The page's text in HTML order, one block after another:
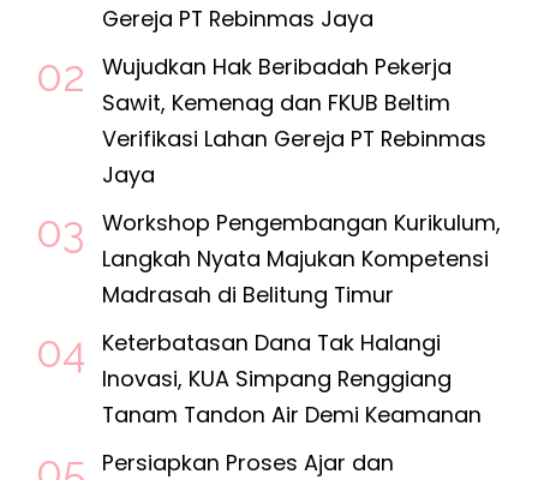
Gereja PT Rebinmas Jaya
Wujudkan Hak Beribadah Pekerja
Sawit, Kemenag dan FKUB Beltim
Verifikasi Lahan Gereja PT Rebinmas
Jaya
Workshop Pengembangan Kurikulum,
Langkah Nyata Majukan Kompetensi
Madrasah di Belitung Timur
Keterbatasan Dana Tak Halangi
Inovasi, KUA Simpang Renggiang
Tanam Tandon Air Demi Keamanan
Persiapkan Proses Ajar dan